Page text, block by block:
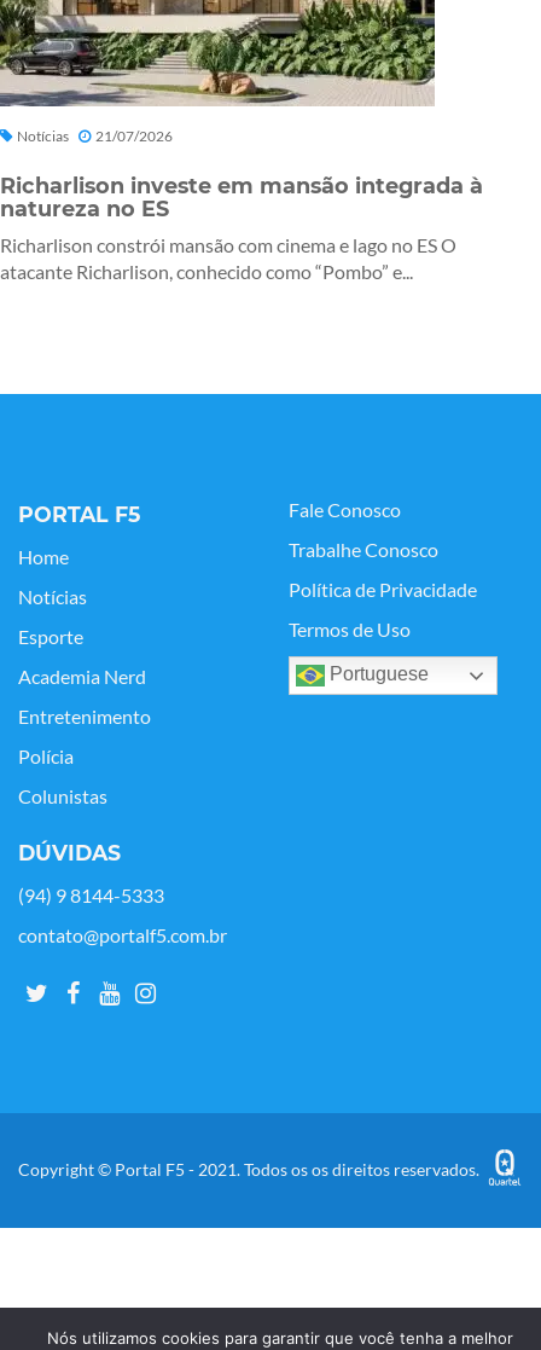
Notícias 21/07/2026
Richarlison investe em mansão integrada à
natureza no ES
Richarlison constrói mansão com cinema e lago no ES O
atacante Richarlison, conhecido como “Pombo” e...
PORTAL F5
Home
Notícias
Esporte
Academia Nerd
Entretenimento
Polícia
Colunistas
Fale Conosco
Trabalhe Conosco
Política de Privacidade
Termos de Uso
Portuguese
DÚVIDAS
(94) 9 8144-5333
contato@portalf5.com.br
Copyright © Portal F5 - 2021. Todos os os direitos reservados.
Nós utilizamos cookies para garantir que você tenha a melhor